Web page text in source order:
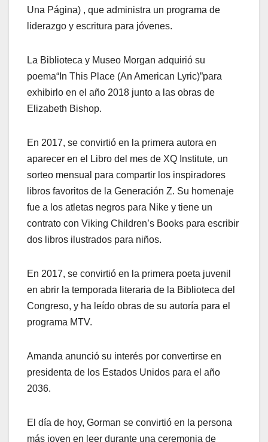
Una Página) , que administra un programa de
liderazgo y escritura para jóvenes.
La Biblioteca y Museo Morgan adquirió su
poema“In This Place (An American Lyric)”para
exhibirlo en el año 2018 junto a las obras de
Elizabeth Bishop.
En 2017, se convirtió en la primera autora en
aparecer en el Libro del mes de XQ Institute, un
sorteo mensual para compartir los inspiradores
libros favoritos de la Generación Z. Su homenaje
fue a los atletas negros para Nike y tiene un
contrato con Viking Children’s Books para escribir
dos libros ilustrados para niños.
En 2017, se convirtió en la primera poeta juvenil
en abrir la temporada literaria de la Biblioteca del
Congreso, y ha leído obras de su autoría para el
programa MTV.
Amanda anunció su interés por convertirse en
presidenta de los Estados Unidos para el año
2036.
El día de hoy, Gorman se convirtió en la persona
más joven en leer durante una ceremonia de